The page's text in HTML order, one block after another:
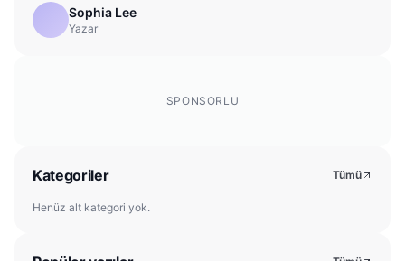
Sophia Lee
Yazar
SPONSORLU
Kategoriler Tümü
Henüz alt kategori yok.